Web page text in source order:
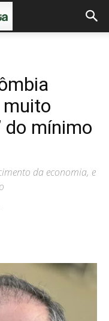
muito
do mínimo
da economia, e